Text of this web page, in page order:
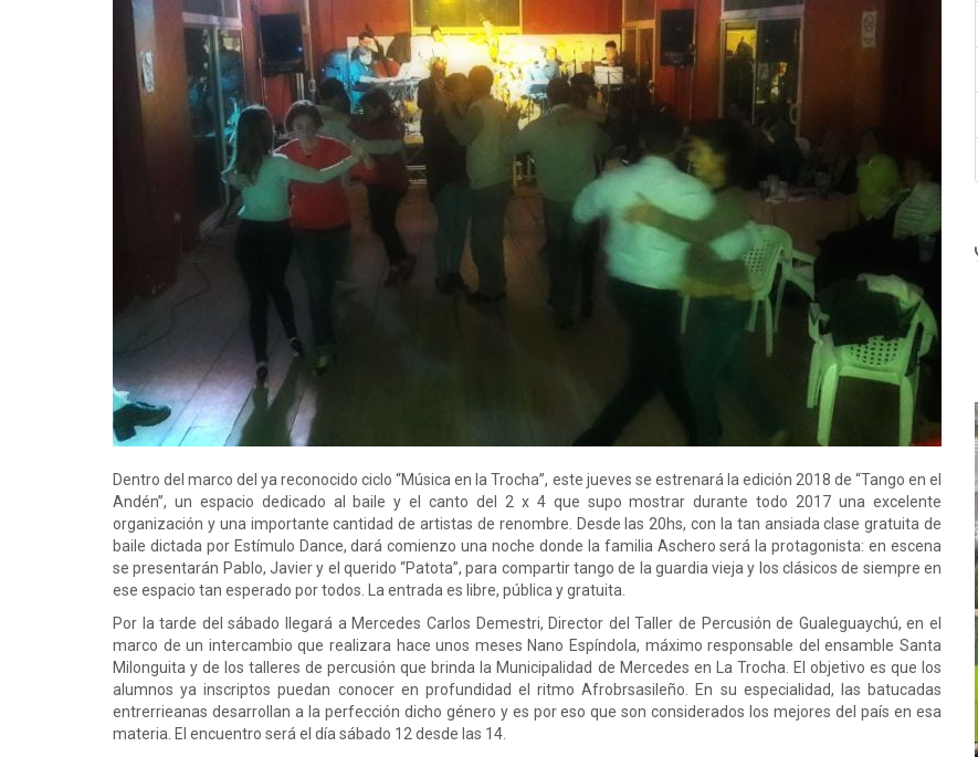
Dentro del marco del ya reconocido ciclo “Música en la Trocha”, este jueves se estrenará la edición 2018 de “Tango en el
Andén”, un espacio dedicado al baile y el canto del 2 x 4 que supo mostrar durante todo 2017 una excelente
organización y una importante cantidad de artistas de renombre. Desde las 20hs, con la tan ansiada clase gratuita de
baile dictada por Estímulo Dance, dará comienzo una noche donde la familia Aschero será la protagonista: en escena
se presentarán Pablo, Javier y el querido “Patota”, para compartir tango de la guardia vieja y los clásicos de siempre en
ese espacio tan esperado por todos. La entrada es libre, pública y gratuita.
Por la tarde del sábado llegará a Mercedes Carlos Demestri, Director del Taller de Percusión de Gualeguaychú, en el
marco de un intercambio que realizara hace unos meses Nano Espíndola, máximo responsable del ensamble Santa
Milonguita y de los talleres de percusión que brinda la Municipalidad de Mercedes en La Trocha. El objetivo es que los
alumnos ya inscriptos puedan conocer en profundidad el ritmo Afrobrsasileño. En su especialidad, las batucadas
entrerrieanas desarrollan a la perfección dicho género y es por eso que son considerados los mejores del país en esa
materia. El encuentro será el día sábado 12 desde las 14.